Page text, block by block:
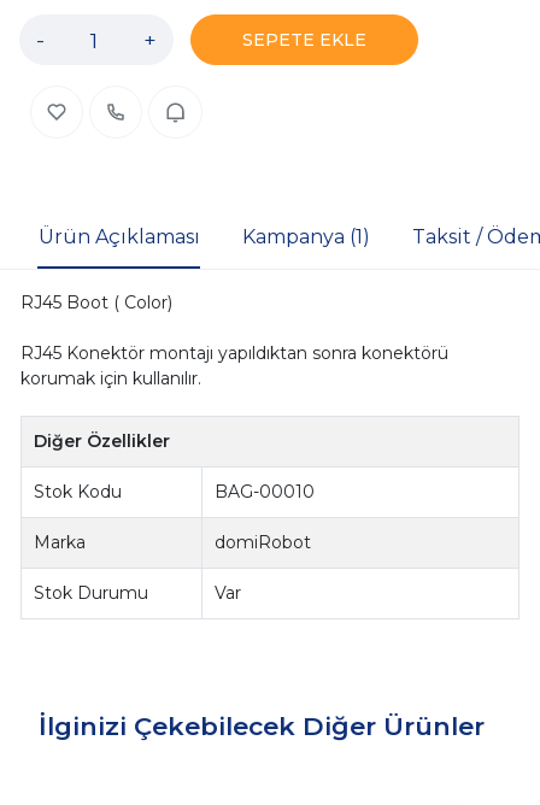
- + SEPETE EKLE
Ürün Açıklaması Kampanya (1) Taksit /
RJ45 Boot ( Color)
RJ45 Konektör montajı yapıldıktan sonra konektörü
korumak için kullanılır.
Diğer Özellikler
Stok Kodu BAG-00010
Marka domiRobot
Stok Durumu Var
İlginizi Çekebilecek Diğer Ürünler